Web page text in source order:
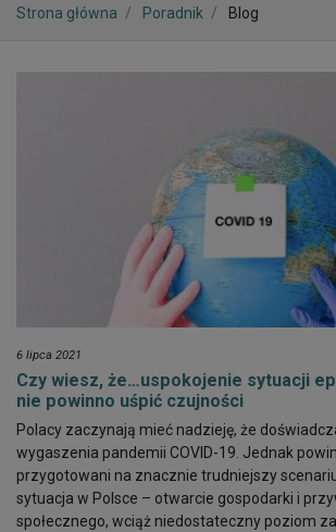
Strona główna Poradnik Blog
6 lipca 2021
Czy wiesz, że…uspokojenie sytuacji
nie powinno uśpić czujności
Polacy zaczynają mieć nadzieję, że
wygaszenia pandemii COVID-19. Jednak
przygotowani na znacznie trudniejszy
sytuacja w Polsce – otwarcie gospodarki i
społecznego, wciąż niedostateczny poziom